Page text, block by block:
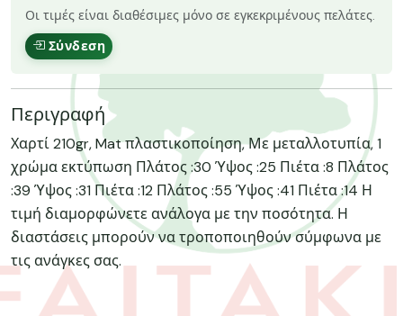
Οι τιμές είναι διαθέσιμες μόνο σε εγκεκριμένους πελάτες.
Σύνδεση
Περιγραφή
Χαρτί 210gr, Mat πλαστικοποίηση, Με μεταλλοτυπία, 1
χρώμα εκτύπωση Πλάτος :30 Ύψος :25 Πιέτα :8 Πλάτος
:39 Ύψος :31 Πιέτα :12 Πλάτος :55 Ύψος :41 Πιέτα :14 Η
τιμή διαμορφώνετε ανάλογα με την ποσότητα. Η
διαστάσεις μπορούν να τροποποιηθούν σύμφωνα με
τις ανάγκες σας.